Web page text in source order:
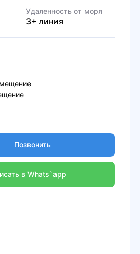
Удаленность от моря
3+ линия
Позвонить
в Whats`app